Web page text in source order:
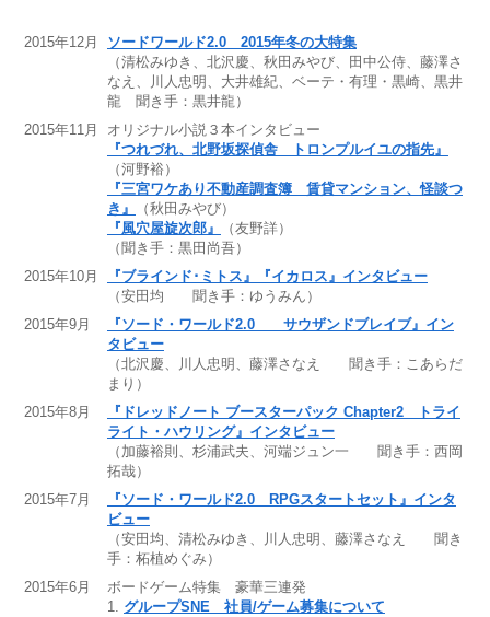
2015年12月
ソードワールド2.0 2015年冬の大特集
（清松みゆき、北沢慶、秋田みやび、田中公侍、藤澤さ
なえ、川人忠明、大井雄紀、ベーテ・有理・黒崎、黒井
龍 聞き手：黒井龍）
2015年11月
オリジナル小説３本インタビュー
『つれづれ、北野坂探偵舎 トロンプルイユの指先』
（河野裕）
『三宮ワケあり不動産調査簿 賃貸マンション、怪談つ
き』
（秋田みやび）
『風穴屋旋次郎』
（友野詳）
（聞き手：黒田尚吾）
2015年10月
『ブラインド･ミトス』『イカロス』インタビュー
（安田均 聞き手：ゆうみん）
2015年9月
『ソード・ワールド2.0 サウザンドブレイブ』イン
タビュー
（北沢慶、川人忠明、藤澤さなえ 聞き手：こあらだ
まり）
2015年8月
『ドレッドノート ブースターパック Chapter2 トライ
ライト・ハウリング』インタビュー
（加藤裕則、杉浦武夫、河端ジュン一 聞き手：西岡
拓哉）
2015年7月
『ソード・ワールド2.0 RPGスタートセット』インタ
ビュー
（安田均、清松みゆき、川人忠明、藤澤さなえ 聞き
手：柘植めぐみ）
2015年6月
ボードゲーム特集 豪華三連発
1. グループSNE 社員/ゲーム募集について